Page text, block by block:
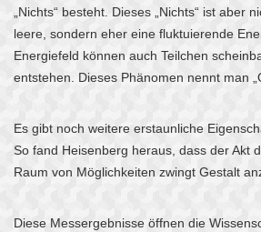
„Nichts“ besteht. Dieses „Nichts“ ist aber
leere, sondern eher eine fluktuierende
Energiefeld können auch Teilchen
entstehen. Dieses Phänomen nennt man
Es gibt noch weitere erstaunliche
So fand Heisenberg heraus, dass der Akt
Raum von Möglichkeiten zwingt Gestalt
Diese Messergebnisse öffnen die